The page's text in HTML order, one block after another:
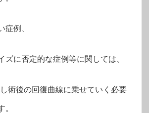
症例、
ズに否定的な症例等に関しては、
術後の回復曲線に乗せていく必要
。